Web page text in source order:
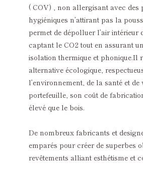
( COV) , non allergisant avec des
hygiéniques n’attirant pas la
permet de dépolluer l’air intérieur
captant le CO2 tout en assurant
isolation thermique et phonique.Il
alternative écologique,
l’environnement, de la santé et de
portefeuille, son coût de
élevé que le bois.
De nombreux fabricants et
emparés pour créer de superbes
revêtements alliant esthétisme et